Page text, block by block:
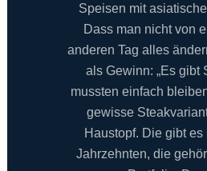
Speisen mit
Dass man nicht von
anderen Tag alles
als Gewinn: „Es gibt
mussten einfach
gewisse
Haustopf. Die gibt
Jahrzehnten, die